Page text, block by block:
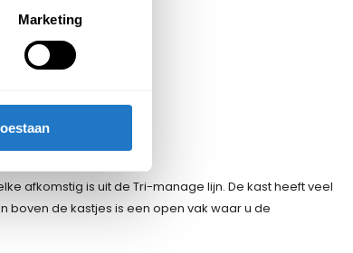
Marketing
afkomstig is uit de Tri-manage lijn. De kast heeft veel
boven de kastjes is een open vak waar u de